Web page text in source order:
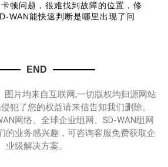
顿问题，很难找到故障的位置，修
WAN能快速判断是哪里出现了问
END
图片均来自互联网,一切版权均归源网站
犯了您的权益请来信告知我们删除。
网络、全球企业组网、SD-WAN组网
的业务感兴趣，可咨询客服免费获取企
业级解决方案。